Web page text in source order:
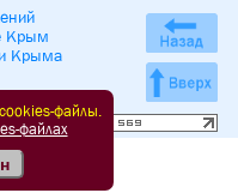
Крым
Крыма
файлы.
файлах